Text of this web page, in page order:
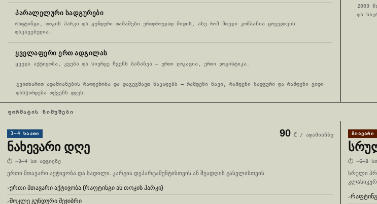
ᲞᲐᲠᲐᲚᲔᲚᲣᲠᲘ ᲡᲐᲓᲒᲣᲠᲔᲑᲘ
რაფტინგი, თოკის პარკი და გუნდური თამაშები ერთდროულად მიდის, ასე რომ მთელი კომპანია ყოველთვის
დაკავებულია.
ᲧᲕᲔᲚᲐᲤᲔᲠᲘ ᲔᲠᲗ ᲐᲓᲒᲘᲚᲐᲡ
ყველა აქტივობა, კვება და სივრცე ჩვენს ბაზაზეა — ერთი ლოკაცია, ერთი ლოგისტიკა.
გვითხარით ადამიანების რაოდენობა და დაგეგმავთ ნაკადებს — რამდენი ნავი, რამდენი სადგური და რამდენი გიდი
დასჭირდება თქვენს დღეს.
2003
და
ᲤᲝᲠᲛᲐᲢᲘᲡ ᲜᲘᲛᲣᲨᲔᲑᲘ
3–4 ᲡᲐᲐᲗᲘ
ᲜᲐᲮᲔᲕᲐᲠᲘ ᲓᲦᲔ
90 ₾ / ადამიანზე
⏱ ~3–4 სთ ადგილზე
ერთი მთავარი აქტივობა და სადილი. კარგია დეპარტამენტისთვის ან შუადღის გასვლისთვის.
ერთი მთავარი აქტივობა (რაფტინგი ან თოკის პარკი)
მოკლე გუნდური შეჯიბრი
ᲛᲗᲐᲕᲐᲠᲘ
⏱ ~6–8
სრული